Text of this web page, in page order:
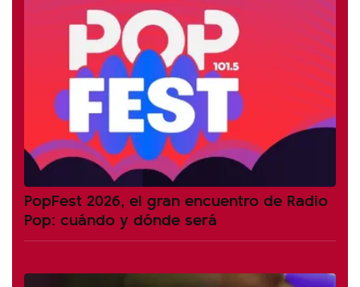
PopFest 2026, el gran encuentro de Radio
Pop: cuándo y dónde será